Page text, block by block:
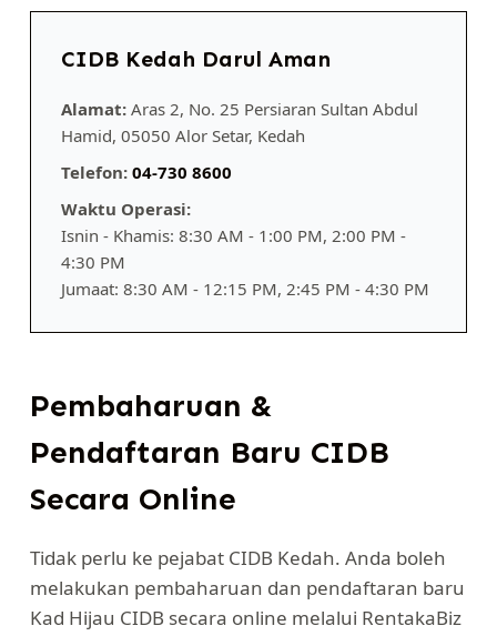
CIDB Kedah Darul Aman
Alamat:Aras 2, No. 25 Persiaran Sultan Abdul
Hamid, 05050 Alor Setar, Kedah
Telefon: 04-730 8600
Waktu Operasi:
Isnin - Khamis: 8:30 AM - 1:00 PM, 2:00 PM -
4:30 PM
Jumaat: 8:30 AM - 12:15 PM, 2:45 PM - 4:30 PM
Pembaharuan &
Pendaftaran Baru CIDB
Secara Online
Tidak perlu ke pejabat CIDB Kedah. Anda boleh
melakukan pembaharuan dan pendaftaran baru
Kad Hijau CIDB secara online melalui RentakaBiz